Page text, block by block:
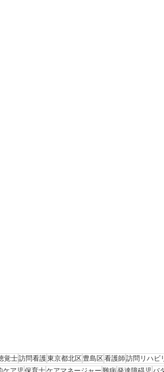
覚士訪問看護東京都北区豊島区看護師訪問リハビ
ケア児 保育士ケアマネージャー難病発達障碍児 バ